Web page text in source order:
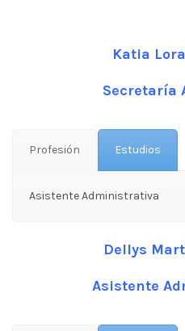
Katia
Secretaría
Profesión Estudios
Asistente Administrativa
Dellys
Asistente